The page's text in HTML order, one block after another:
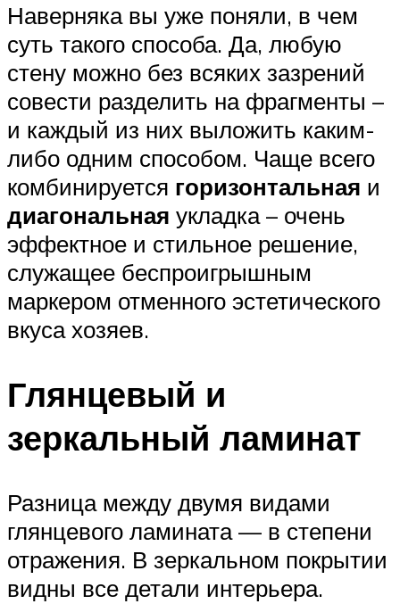
Наверняка вы уже поняли, в чем
суть такого способа. Да, любую
стену можно без всяких зазрений
совести разделить на фрагменты –
и каждый из них выложить каким-
либо одним способом. Чаще всего
комбинируется горизонтальная и
диагональная укладка – очень
эффектное и стильное решение,
служащее беспроигрышным
маркером отменного эстетического
вкуса хозяев.
Глянцевый и
зеркальный ламинат
Разница между двумя видами
глянцевого ламината — в степени
отражения. В зеркальном покрытии
видны все детали интерьера.